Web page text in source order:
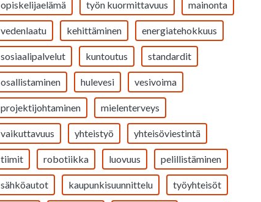
opiskelijaelämä työn kuormittavuus mainonta
vedenlaatu kehittäminen energiatehokkuus
sosiaalipalvelut kuntoutus standardit
osallistaminen hulevesi vesivoima
projektijohtaminen mielenterveys
vaikuttavuus yhteistyö yhteisöviestintä
tiimit robotiikka luovuus pelillistäminen
sähköautot kaupunkisuunnittelu työyhteisöt